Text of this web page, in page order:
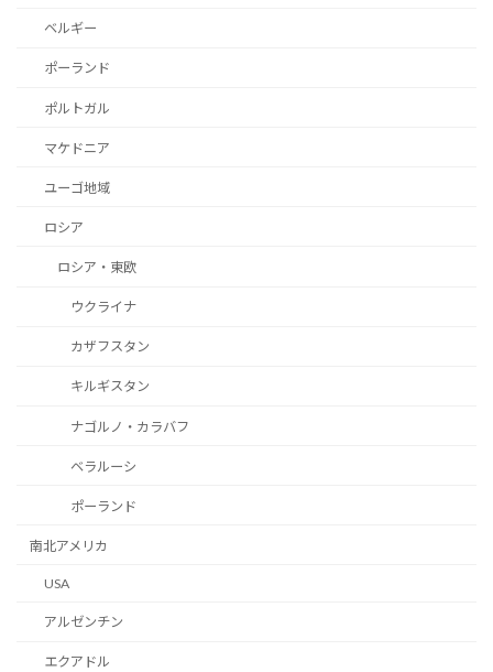
ベルギー
ポーランド
ポルトガル
マケドニア
ユーゴ地域
ロシア
ロシア・東欧
ウクライナ
カザフスタン
キルギスタン
ナゴルノ・カラバフ
ベラルーシ
ポーランド
南北アメリカ
USA
アルゼンチン
エクアドル